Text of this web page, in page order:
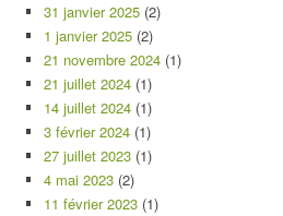
31 janvier 2025 (2)
1 janvier 2025 (2)
21 novembre 2024 (1)
21 juillet 2024 (1)
14 juillet 2024 (1)
3 février 2024 (1)
27 juillet 2023 (1)
4 mai 2023 (2)
11 février 2023 (1)